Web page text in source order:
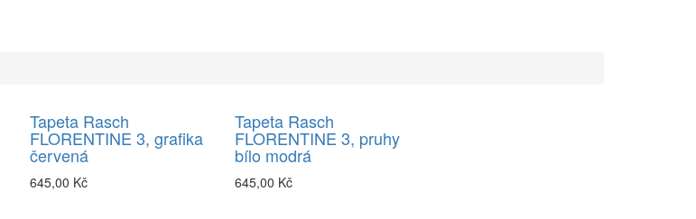
Tapeta Rasch
FLORENTINE 3, grafika
červená
645,00 Kč
Tapeta Rasch
FLORENTINE 3, pruhy
bílo modrá
645,00 Kč